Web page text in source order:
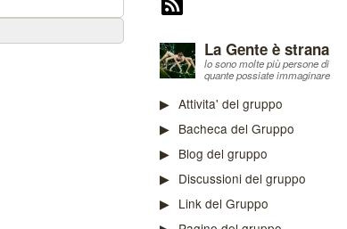
La Gente è strana
lo sono molte più persone di
quante possiate immaginare
Attivita' del gruppo
Bacheca del Gruppo
Blog del gruppo
Discussioni del gruppo
Link del Gruppo